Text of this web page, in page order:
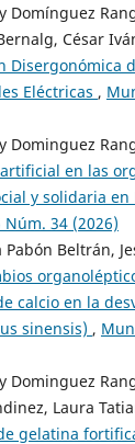
Domínguez
César
Disergonómica
Eléctricas ,
Dominguez
en las
y solidaria en
Núm. 34 (2026)
Pabón Beltrán,
calcio en la
sinensis) ,
Dominguez
Laura
gelatina